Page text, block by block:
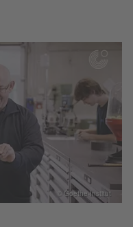
© Goethe-Institut